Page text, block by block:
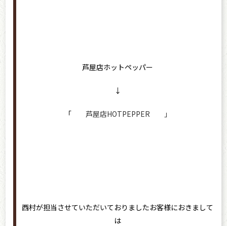
芦屋店ホットペッパー
↓
「芦屋店HOTPEPPER 」
西村が担当させていただいておりましたお客様におきまして
は